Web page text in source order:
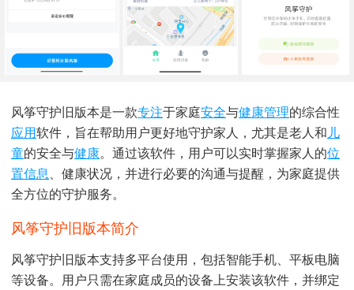
风筝守护旧版本是一款专注于家庭安全与健康管理的综合性
应用软件，旨在帮助用户更好地守护家人，尤其是老人和 儿
童的安全与健康。通过该软件，用户可以实时掌握家人的位
置信息
、健康状况，并进行必要的沟通与提醒，为家庭提供
全方位的守护服务。
风筝守护旧版本简介
风筝守护旧版本支持多平台使用，包括智能手机、平板电脑
等设备。用户只需在家庭成员的设备上安装该软件，并绑定